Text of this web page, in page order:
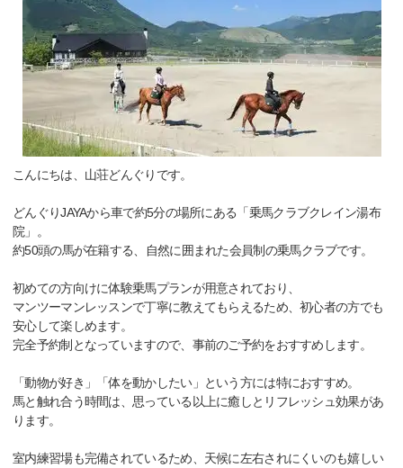
こんにちは、山荘どんぐりです。
どんぐりJAYAから車で約5分の場所にある「乗馬クラブクレイン湯布
院」。
約50頭の馬が在籍する、自然に囲まれた会員制の乗馬クラブです。
初めての方向けに体験乗馬プランが用意されており、
マンツーマンレッスンで丁寧に教えてもらえるため、初心者の方でも
安心して楽しめます。
完全予約制となっていますので、事前のご予約をおすすめします。
「動物が好き」「体を動かしたい」という方には特におすすめ。
馬と触れ合う時間は、思っている以上に癒しとリフレッシュ効果があ
ります。
室内練習場も完備されているため、天候に左右されにくいのも嬉しい